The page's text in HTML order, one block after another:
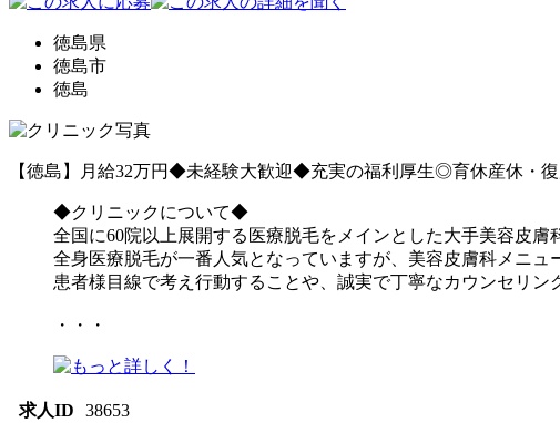
徳島県
徳島市
徳島
【徳島】月給32万円◆未経験大歓迎◆充実の福利厚生◎育休産休・
◆クリニックについて◆
全国に60院以上展開する医療脱毛をメインとした大手美容皮膚
全身医療脱毛が一番人気となっていますが、美容皮膚科メニ
患者様目線で考え行動することや、誠実で丁寧なカウンセリ
・・・
求人ID 38653